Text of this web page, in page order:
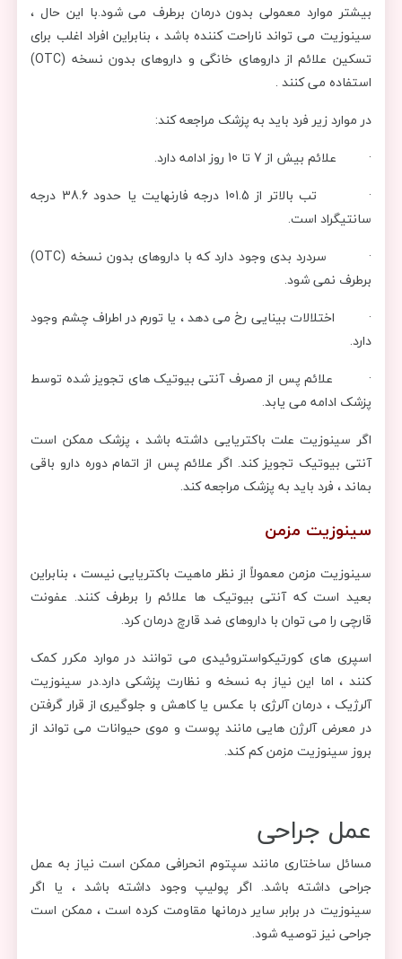
بیشتر موارد معمولی بدون درمان برطرف می شود.با این حال ،
سینوزیت می تواند ناراحت کننده باشد ، بنابراین افراد اغلب برای
تسکین علائم از داروهای خانگی و داروهای بدون نسخه (OTC)
استفاده می کنند .
در موارد زیر فرد باید به پزشک مراجعه کند:
· علائم بیش از 7 تا 10 روز ادامه دارد.
· تب بالاتر از 101.5 درجه فارنهایت یا حدود 38.6 درجه
سانتیگراد است.
· سردرد بدی وجود دارد که با داروهای بدون نسخه (OTC)
برطرف نمی شود.
· اختلالات بینایی رخ می دهد ، یا تورم در اطراف چشم وجود
دارد.
· علائم پس از مصرف آنتی بیوتیک های تجویز شده توسط
پزشک ادامه می یابد.
اگر سینوزیت علت باکتریایی داشته باشد ، پزشک ممکن است
آنتی بیوتیک تجویز کند. اگر علائم پس از اتمام دوره دارو باقی
بماند ، فرد باید به پزشک مراجعه کند.
سینوزیت مزمن
سینوزیت مزمن معمولاً از نظر ماهیت باکتریایی نیست ، بنابراین
بعید است که آنتی بیوتیک ها علائم را برطرف کنند. عفونت
قارچی را می توان با داروهای ضد قارچ درمان کرد.
اسپری های کورتیکواستروئیدی می توانند در موارد مکرر کمک
کنند ، اما این نیاز به نسخه و نظارت پزشکی دارد.در سینوزیت
آلرژیک ، درمان آلرژی با عکس یا کاهش و جلوگیری از قرار گرفتن
در معرض آلرژن هایی مانند پوست و موی حیوانات می تواند از
بروز سینوزیت مزمن کم کند.
عمل جراحی
مسائل ساختاری مانند سپتوم انحرافی ممکن است نیاز به عمل
جراحی داشته باشد. اگر پولیپ وجود داشته باشد ، یا اگر
سینوزیت در برابر سایر درمانها مقاومت کرده است ، ممکن است
جراحی نیز توصیه شود.